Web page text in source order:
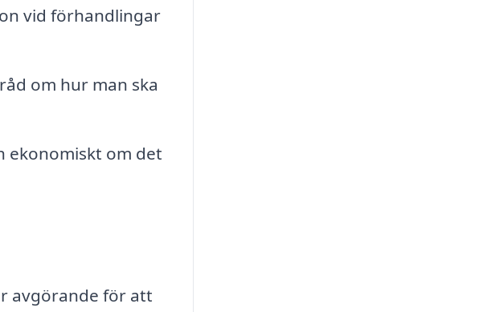
vid förhandlingar
om hur man ska
ekonomiskt om det
avgörande för att